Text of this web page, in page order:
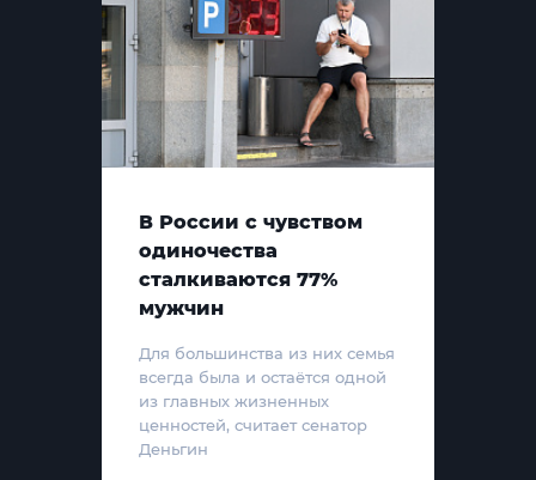
В России с чувством
одиночества
сталкиваются 77%
мужчин
Для большинства из них семья
всегда была и остаётся одной
из главных жизненных
ценностей, считает сенатор
Деньгин